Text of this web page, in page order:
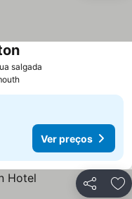
salgada
Ver preços
Partilhar